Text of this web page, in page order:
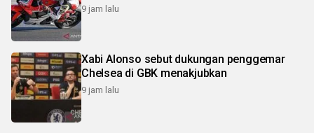
9 jam lalu
Xabi Alonso sebut dukungan penggemar
Chelsea di GBK menakjubkan
9 jam lalu